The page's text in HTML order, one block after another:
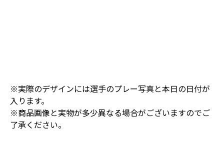
※実際のデザインには選手のプレー写真と本日の日付が
入ります。
※商品画像と実物が多少異なる場合がございますのでご
了承ください。